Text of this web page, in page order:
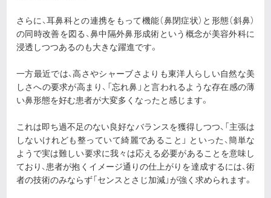
さらに、耳鼻科との連携をもって機能（鼻閉症状）と形態（斜鼻）
の同時改善を図る、鼻中隔外鼻形成術という概念が美容外科に
浸透しつつあるのも大きな躍進です。
一方最近では、高さやシャーブさよりも東洋人らしい自然な美
しさへの要求が高まり、「忘れ鼻」と言われるような存在感の薄
い鼻形態を好む患者が大変多くなったと感じます。
これは即ち過不足のない良好なバランスを獲得しつつ、「主張は
しないけれども整っていて綺麗であること」 といった、簡単な
ようで実は難しい要求に我々は応える必要があることを意味し
ており、患者が抱くイメージ通りの仕上がりを達成するには、術
者の技術のみならず「センスとさじ加減」が強く求められます。